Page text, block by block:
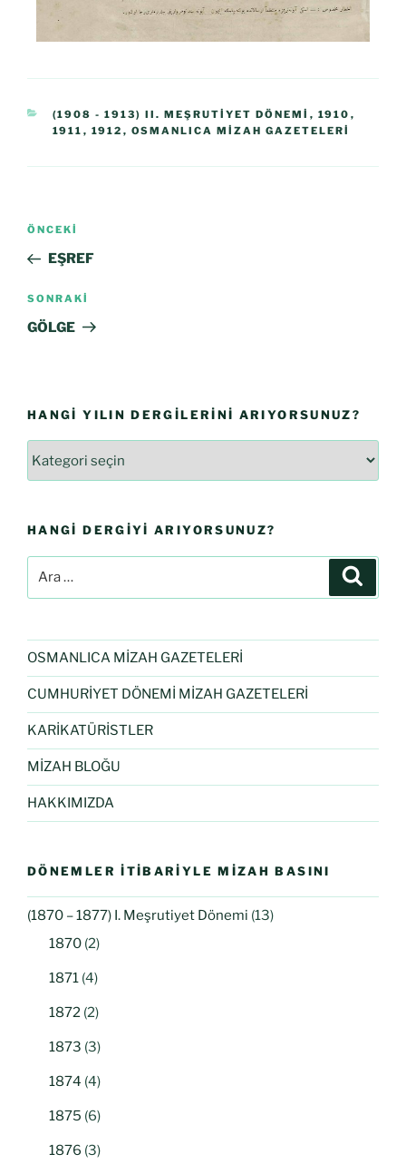
(1908 - 1913) II. MEŞRUTIYET DÖNEMI , 1910 ,
1911 , 1912 , OSMANLICA MIZAH GAZETELERI
ÖNCEKI
EŞREF
SONRAKI
GÖLGE
HANGI YILIN DERGILERINI ARIYORSUNUZ?
HANGI DERGIYI ARIYORSUNUZ?
OSMANLICA MİZAH GAZETELERİ
CUMHURİYET DÖNEMİ MİZAH GAZETELERİ
KARİKATÜRİSTLER
MİZAH BLOĞU
HAKKIMIZDA
DÖNEMLER İTIBARIYLE MIZAH BASINI
(1870 – 1877) I. Meşrutiyet Dönemi (13)
1870 (2)
1871 (4)
1872 (2)
1873 (3)
1874 (4)
1875 (6)
1876 (3)